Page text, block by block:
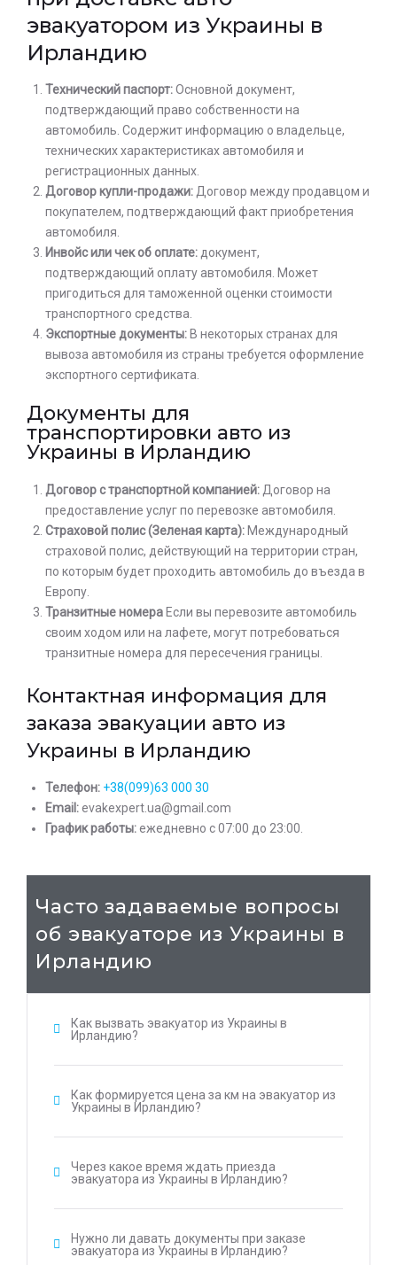
эвакуатором из Украины в
Ирландию
Технический паспорт:Основной документ,
подтверждающий право собственности на
автомобиль. Содержит информацию о владельце,
технических характеристиках автомобиля и
регистрационных данных.
Договор купли-продажи: Договор между продавцом и
покупателем, подтверждающий факт приобретения
автомобиля.
Инвойс или чек об оплате: документ,
подтверждающий оплату автомобиля. Может
пригодиться для таможенной оценки стоимости
транспортного средства.
Экспортные документы: В некоторых странах для
вывоза автомобиля из страны требуется оформление
экспортного сертификата.
Документы для
транспортировки авто из
Украины в Ирландию
Договор с транспортной компанией: Договор на
предоставление услуг по перевозке автомобиля.
Страховой полис (Зеленая карта): Международный
страховой полис, действующий на территории стран,
по которым будет проходить автомобиль до въезда в
Европу.
Транзитные номера Если вы перевозите автомобиль
своим ходом или на лафете, могут потребоваться
транзитные номера для пересечения границы.
Контактная информация для
заказа эвакуации авто из
Украины в Ирландию
Телефон: +38(099)63 000 30
Email:evakexpert.ua@gmail.com
График работы:ежедневно с 07:00 до 23:00.
Часто задаваемые вопросы
об эвакуаторе из Украины в
Ирландию
Как вызвать эвакуатор из Украины в
Ирландию?
Как формируется цена за км на эвакуатор из
Украины в Ирландию?
Через какое время ждать приезда
эвакуатора из Украины в Ирландию?
Нужно ли давать документы при заказе
эвакуатора из Украины в Ирландию?